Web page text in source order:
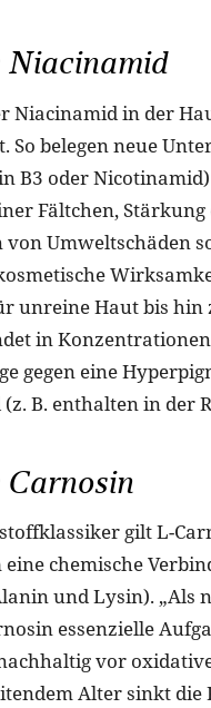
Niacinamid
Niacinamid in der
So belegen neue
B3 oder
Fältchen,
Umweltschäden
unreine Haut bis
in
gegen eine
B. enthalten in der
gilt L-
chemische
und Lysin). „Als
essenzielle
vor
Alter sinkt